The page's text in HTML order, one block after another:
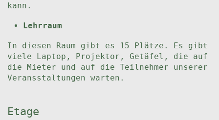
kann.
Lehrraum
In diesen Raum gibt es 15 Plätze. Es gibt
viele Laptop, Projektor, Getäfel, die auf
die Mieter und auf die Teilnehmer unserer
Veransstaltungen warten.
Etage